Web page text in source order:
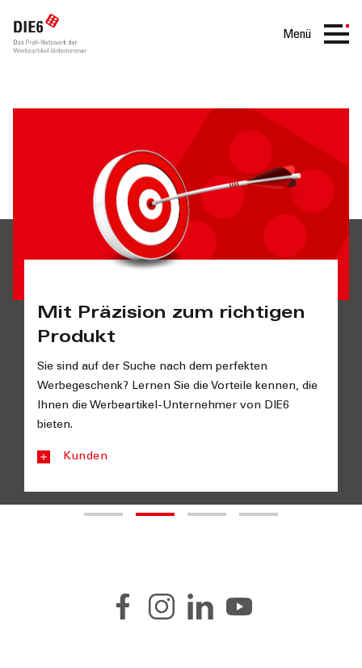
Menü
Mit Präzision zum richtigen
Produkt
Sie sind auf der Suche nach dem perfekten
Werbegeschenk? Lernen Sie die Vorteile kennen, die
Ihnen die Werbeartikel-Unternehmer von DIE6
bieten.
Kunden
Werbeartikel